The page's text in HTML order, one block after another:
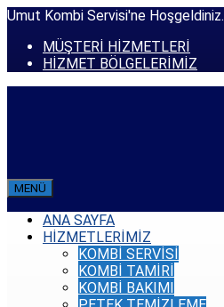
Umut Kombi Servisi'ne Hoşgeldiniz.
MÜŞTERİ HİZMETLERİ
HİZMET BÖLGELERİMİZ
MENÜ
ANA SAYFA
HİZMETLERİMİZ
KOMBİ SERVİSİ
KOMBİ TAMİRİ
KOMBİ BAKIMI